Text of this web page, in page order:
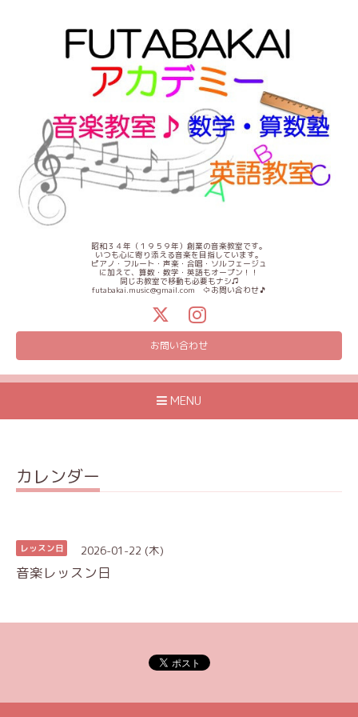
昭和３４年（１９５９年）創業の音楽教室です。
いつも心に寄り添える音楽を目指しています。
ピアノ・フルート・声楽・合唱・ソルフェージュ
に加えて、算数・数学・英語もオープン！！
同じお教室で移動も必要もナシ♫
futabakai.music@gmail.com ⇦お問い合わせ🎵
お問い合わせ
MENU
カレンダー
レッスン日 2026-01-22 (木)
音楽レッスン日